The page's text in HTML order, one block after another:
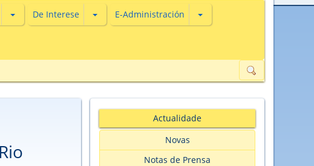
Subsecciones de Actualidade
De Interese Subsecciones de De Interese
E-Administración Subsecciones de E-
de Protección de datos de carácter persoal
Actualidade
Novas
Notas de Prensa